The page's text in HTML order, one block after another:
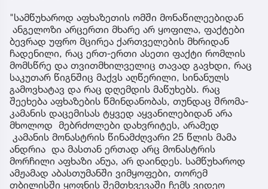
"სამწუხაროდ აფხაზეთის ომში მონაწილეებიდან
ანგელოზი არცერთი მხარე არ ყოფილა, ფაქტები
ბევრად უფრო მცირეა ქართველების მხრიდან
ჩადენილი, რაც ერთ-ერთი ასეთი ფაქტი რომლის
მომსწრე და თვითმხილველიც თავად გავხდი, რაც
საკუთარ წიგნშიც მაქვს აღწერილი, სინანულს
გამოვხატავ და რაც დღემდის მაწუხებს. რაც
შეეხება აფხაზების წმინდანობას, თუნდაც შრომა-
კამანის დაცემისას ტყვედ აყვანილებიდან არა
მხოლოდ მებრძოლები დახვრიტეს, არამედ
კამანის მონასტრის წინამძღვარი 25 წლის მამა
ანდრია და მასთან ერთად არც მონასტრის
მორჩილი აფხაზი ანუა, არ დაინდეს. სამწუხაროდ
ამჟამად აბასთუმანში ვიმყოფები, თორემ
თბილისში ყოფნის შემთხვევაში ჩემს ვიდეო